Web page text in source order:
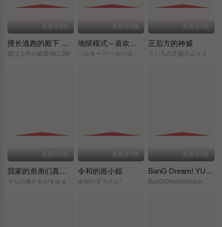
更新至4集
擅长逃跑的殿下 第二季
逃げ上手の若君/第二期/
更新至6集
地狱模式～喜欢挑战特殊成就的玩家在废设定的异世界成为无双～第二季
ヘルモード/～やり込み好きのゲーマーは廃設定の異世界で無双する～/2nd/Season/
更新至6集
正后方的神威
うしろの正面カムイさん/
更新至6集
我家的弟弟们真是让您费心了
うちの弟どもがすみません/
更新至6集
令和的斑小姐
令和のダラさん/
更新至8集
BanG Dream! YUME∞MITA
BanG/Dream!/ゆめ∞みた/